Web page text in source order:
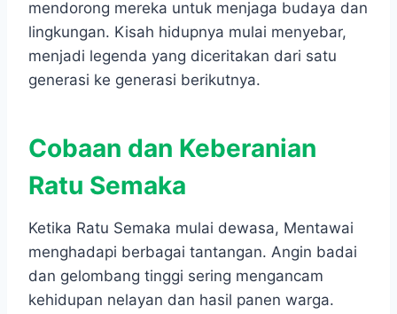
mendorong mereka untuk menjaga budaya dan
lingkungan. Kisah hidupnya mulai menyebar,
menjadi legenda yang diceritakan dari satu
generasi ke generasi berikutnya.
Cobaan dan Keberanian
Ratu Semaka
Ketika Ratu Semaka mulai dewasa, Mentawai
menghadapi berbagai tantangan. Angin badai
dan gelombang tinggi sering mengancam
kehidupan nelayan dan hasil panen warga.